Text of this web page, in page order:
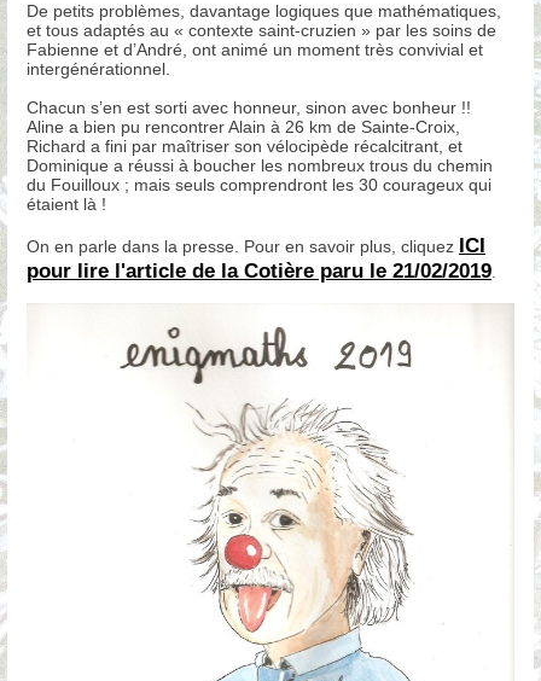
De petits problèmes, davantage logiques que mathématiques,
et tous adaptés au « contexte saint-cruzien » par les soins de
Fabienne et d’André, ont animé un moment très convivial et
intergénérationnel.
Chacun s’en est sorti avec honneur, sinon avec bonheur !!
Aline a bien pu rencontrer Alain à 26 km de Sainte-Croix,
Richard a fini par maîtriser son vélocipède récalcitrant, et
Dominique a réussi à boucher les nombreux trous du chemin
du Fouilloux ; mais seuls comprendront les 30 courageux qui
étaient là !
On en parle dans la presse. Pour en savoir plus, cliquez ICI
pour lire l'article de la Cotière paru le 21/02/2019